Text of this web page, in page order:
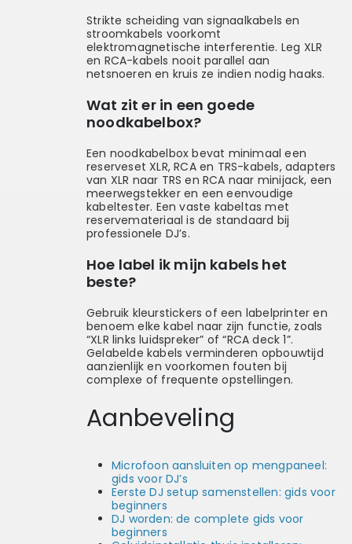
Strikte scheiding van signaalkabels en
stroomkabels voorkomt
elektromagnetische interferentie. Leg XLR
en RCA-kabels nooit parallel aan
netsnoeren en kruis ze indien nodig haaks.
Wat zit er in een goede
noodkabelbox?
Een noodkabelbox bevat minimaal een
reserveset XLR, RCA en TRS-kabels, adapters
van XLR naar TRS en RCA naar minijack, een
meerwegstekker en een eenvoudige
kabeltester. Een vaste kabeltas met
reservemateriaal is de standaard bij
professionele DJ’s.
Hoe label ik mijn kabels het
beste?
Gebruik kleurstickers of een labelprinter en
benoem elke kabel naar zijn functie, zoals
“XLR links luidspreker” of “RCA deck 1”.
Gelabelde kabels verminderen opbouwtijd
aanzienlijk en voorkomen fouten bij
complexe of frequente opstellingen.
Aanbeveling
Microfoon aansluiten op mengpaneel:
gids voor DJ’s
Eerste DJ setup samenstellen: gids voor
beginners
DJ worden: de complete gids voor
beginners